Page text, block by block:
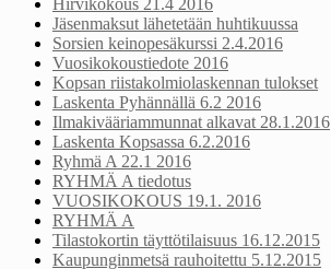
Hirvikokous 21.4 2016
Jäsenmaksut lähetetään huhtikuussa
Sorsien keinopesäkurssi 2.4.2016
Vuosikokoustiedote 2016
Kopsan riistakolmiolaskennan tulokset
Laskenta Pyhännällä 6.2 2016
Ilmakivääriammunnat alkavat 28.1.2016
Laskenta Kopsassa 6.2.2016
Ryhmä A 22.1 2016
RYHMÄ A tiedotus
VUOSIKOKOUS 19.1. 2016
RYHMÄ A
Tilastokortin täyttötilaisuus 16.12.2015
Kaupunginmetsä rauhoitettu 5.12.2015